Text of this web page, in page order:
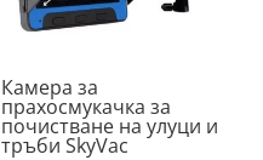
Камера за
прахосмукачка за
почистване на улуци и
тръби SkyVac